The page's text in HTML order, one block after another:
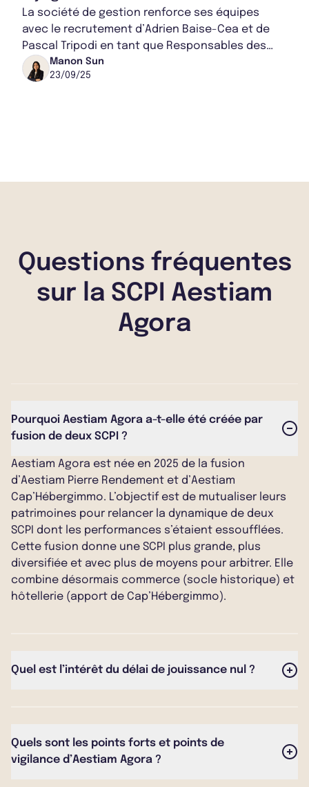
La société de gestion renforce ses équipes
avec le recrutement d’Adrien Baise-Cea et de
Pascal Tripodi en tant que Responsables des
Partenariats. Ces deux nominations illustrent
la...
Manon Sun
23/09/25
Questions fréquentes
sur la SCPI Aestiam
Agora
Pourquoi Aestiam Agora a-t-elle été créée par
fusion de deux SCPI ?
Aestiam Agora est née en 2025 de la fusion
d’Aestiam Pierre Rendement et d’Aestiam
Cap’Hébergimmo. L’objectif est de mutualiser leurs
patrimoines pour relancer la dynamique de deux
SCPI dont les performances s’étaient essoufflées.
Cette fusion donne une SCPI plus grande, plus
diversifiée et avec plus de moyens pour arbitrer. Elle
combine désormais commerce (socle historique) et
hôtellerie (apport de Cap’Hébergimmo).
Quel est l’intérêt du délai de jouissance nul ?
mois de délai.
Quels sont les points forts et points de
vigilance d’Aestiam Agora ?